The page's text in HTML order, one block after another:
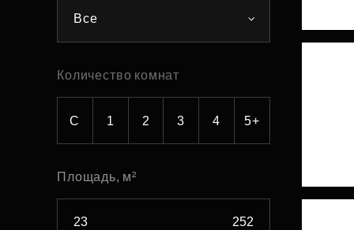
Рефинансирование
Все
Количество комнат
С 1 2 3 4 5+
Площадь, м²